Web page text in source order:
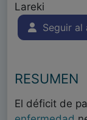
Lareki
Seguir al
RESUMEN
El déficit de